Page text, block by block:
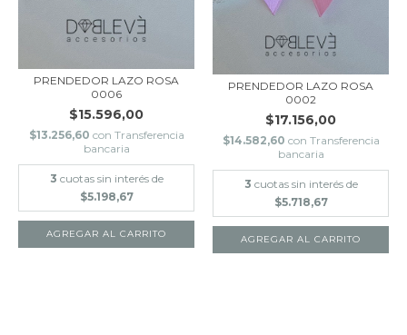
PRENDEDOR LAZO ROSA
0006
$15.596,00
$13.256,60 con Transferencia
bancaria
3 cuotas sin interés de
$5.198,67
PRENDEDOR LAZO ROSA
0002
$17.156,00
$14.582,60 con Transferencia
bancaria
3 cuotas sin interés de
$5.718,67